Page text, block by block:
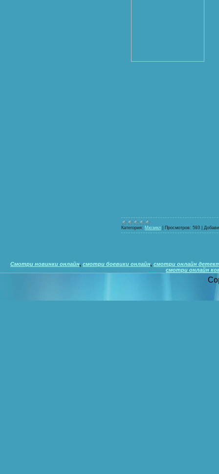
Категория: Мюзикл Просмотров: 593
Смотри новинки онлайн, смотри боевики онлайн, смотри онлайн
смотри онлайн